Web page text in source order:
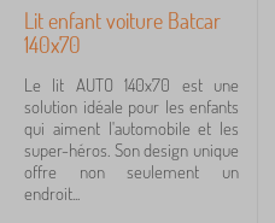
Lit enfant voiture Batcar
140x70
Le lit AUTO 140x70 est une
solution idéale pour les enfants
qui aiment l'automobile et les
super-héros. Son design unique
offre non seulement un
endroit...